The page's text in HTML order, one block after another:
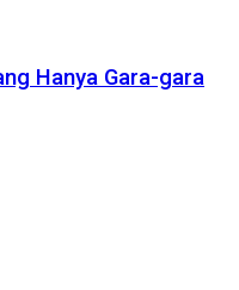
Hanya Gara-gara